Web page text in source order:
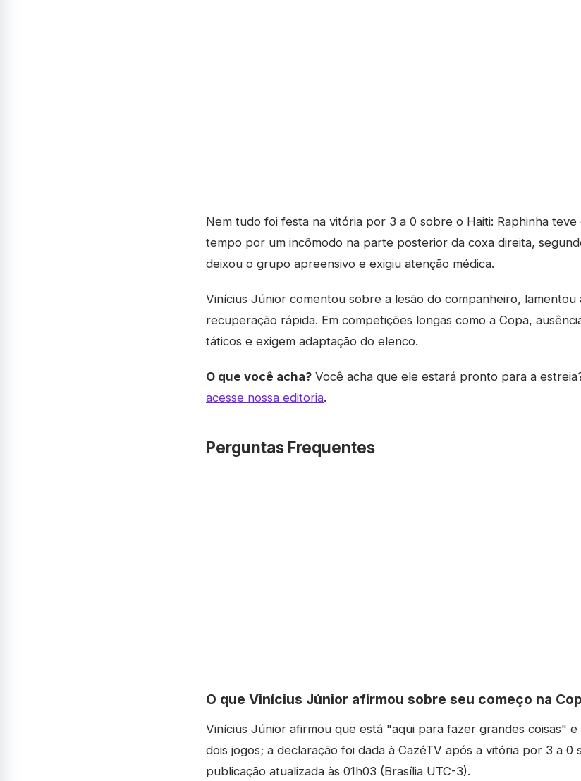
Nem tudo foi festa na vitória por 3 a 0 sobre o Haiti: Raphinha
tempo por um incômodo na parte posterior da coxa direita,
deixou o grupo apreensivo e exigiu atenção médica.
Vinícius Júnior comentou sobre a lesão do companheiro, lamentou
recuperação rápida. Em competições longas como a Copa,
táticos e exigem adaptação do elenco.
O que você acha? Você acha que ele estará pronto para a
acesse nossa editoria.
Perguntas Frequentes
O que Vinícius Júnior afirmou sobre seu começo na
Vinícius Júnior afirmou que está "aqui para fazer grandes coisas"
dois jogos; a declaração foi dada à CazéTV após a vitória por 3 a 0
publicação atualizada às 01h03 (Brasília UTC-3).